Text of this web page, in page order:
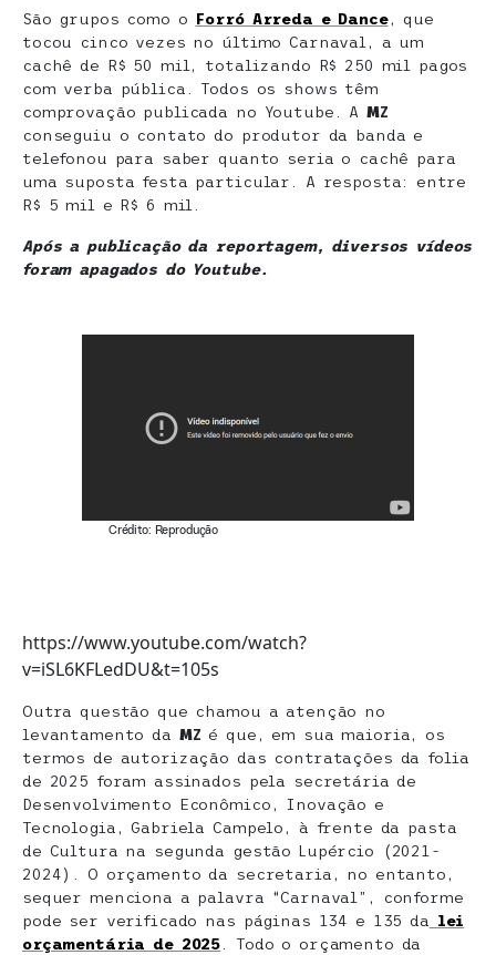
São grupos como o Forró Arreda e Dance, que
tocou cinco vezes no último Carnaval, a um
cachê de R$ 50 mil, totalizando R$ 250 mil pagos
com verba pública. Todos os shows têm
comprovação publicada no Youtube. A MZ
conseguiu o contato do produtor da banda e
telefonou para saber quanto seria o cachê para
uma suposta festa particular. A resposta: entre
R$ 5 mil e R$ 6 mil.
Após a publicação da reportagem, diversos vídeos
foram apagados do Youtube.
Crédito: Reprodução
https://www.youtube.com/watch?
v=iSL6KFLedDU&t=105s
Outra questão que chamou a atenção no
levantamento da MZ é que, em sua maioria, os
termos de autorização das contratações da folia
de 2025 foram assinados pela secretária de
Desenvolvimento Econômico, Inovação e
Tecnologia, Gabriela Campelo, à frente da pasta
de Cultura na segunda gestão Lupércio (2021-
2024). O orçamento da secretaria, no entanto,
sequer menciona a palavra “Carnaval”, conforme
pode ser verificado nas páginas 134 e 135 da
lei
orçamentária de 2025 . Todo o orçamento da